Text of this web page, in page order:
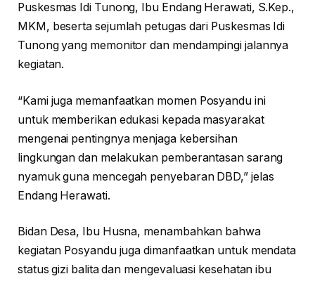
Puskesmas Idi Tunong, Ibu Endang Herawati, S.Kep.,
MKM, beserta sejumlah petugas dari Puskesmas Idi
Tunong yang memonitor dan mendampingi jalannya
kegiatan.
“Kami juga memanfaatkan momen Posyandu ini
untuk memberikan edukasi kepada masyarakat
mengenai pentingnya menjaga kebersihan
lingkungan dan melakukan pemberantasan sarang
nyamuk guna mencegah penyebaran DBD,” jelas
Endang Herawati.
Bidan Desa, Ibu Husna, menambahkan bahwa
kegiatan Posyandu juga dimanfaatkan untuk mendata
status gizi balita dan mengevaluasi kesehatan ibu